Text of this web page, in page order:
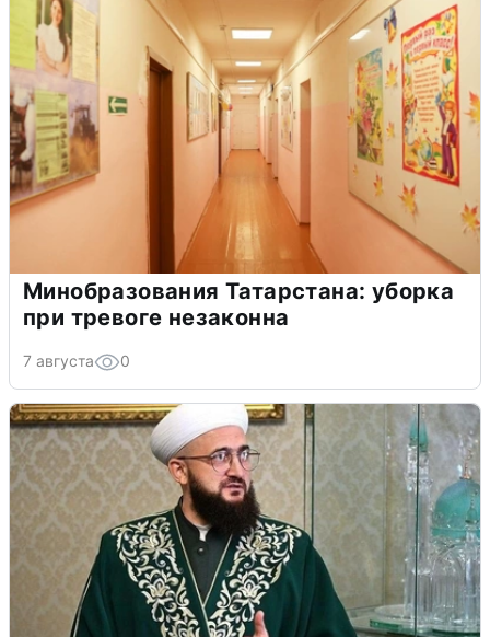
Минобразования Татарстана: уборка
при тревоге незаконна
7 августа 0